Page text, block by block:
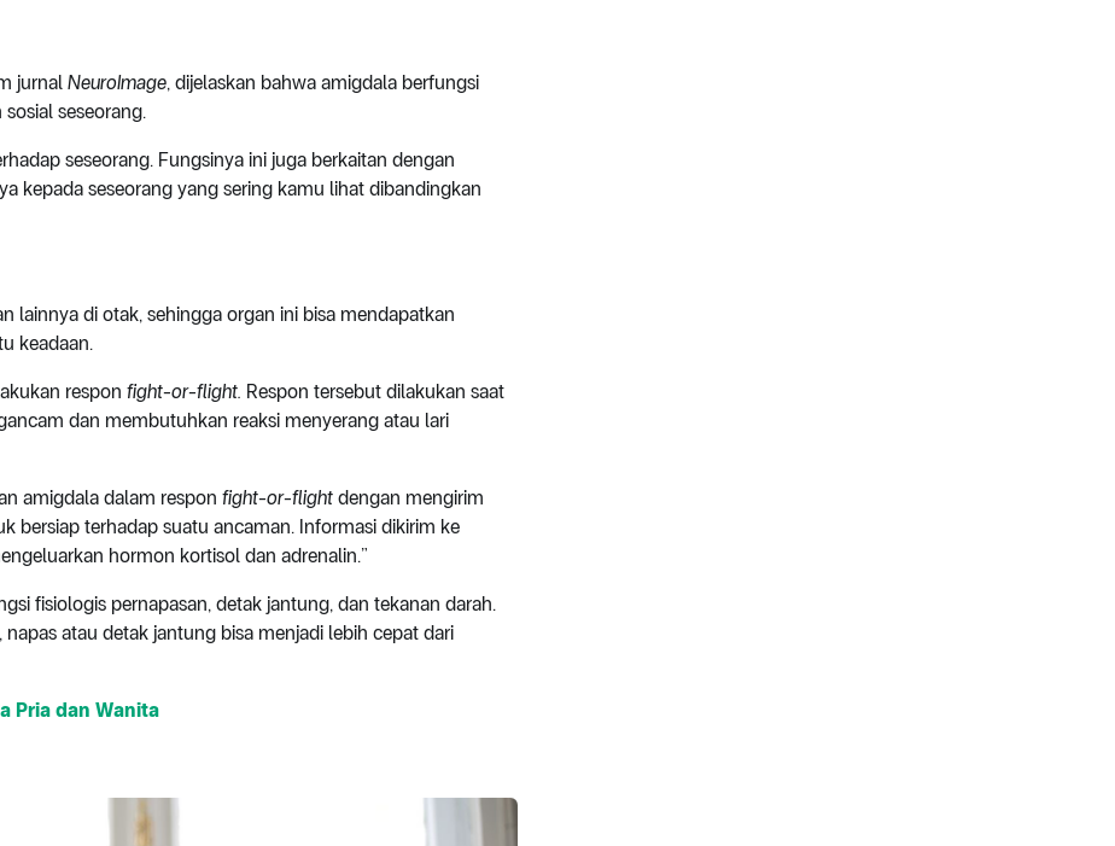
jurnal NeuroImage, dijelaskan bahwa amigdala berfungsi
seseorang.
seseorang. Fungsinya ini juga berkaitan dengan
kepada seseorang yang sering kamu lihat dibandingkan
lainnya di otak, sehingga organ ini bisa mendapatkan
keadaan.
respon fight-or-flight. Respon tersebut dilakukan saat
dan membutuhkan reaksi menyerang atau lari
amigdala dalam respon fight-or-flight dengan mengirim
bersiap terhadap suatu ancaman. Informasi dikirim ke
hormon kortisol dan adrenalin.”
fisiologis pernapasan, detak jantung, dan tekanan darah.
atau detak jantung bisa menjadi lebih cepat dari
Pria dan Wanita